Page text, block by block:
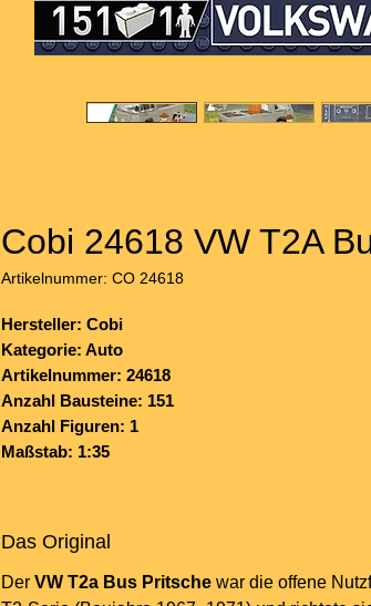
Cobi 24618 VW T2A
Artikelnummer: CO 24618
Hersteller: Cobi
Kategorie: Auto
Artikelnummer: 24618
Anzahl Bausteine: 151
Anzahl Figuren: 1
Maßstab: 1:35
Das Original
Der VW T2a Bus Pritsche war die offene